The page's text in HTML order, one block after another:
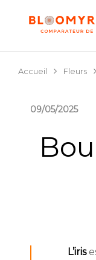
Accueil Fleurs
09/05/2025
L’iris